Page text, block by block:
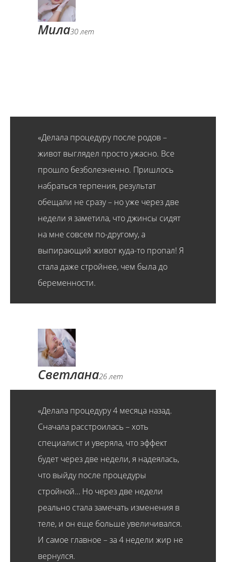
Мила30 лет
«Делала процедуру после родов –
живот выглядел просто ужасно. Все
прошло безболезненно. Пришлось
набраться терпения, результат
обещали не сразу – но уже через две
недели я заметила, что джинсы сидят
на мне совсем по-другому, а
выпирающий живот куда-то пропал! Я
стала даже стройнее, чем была до
беременности.
Светлана26 лет
«Делала процедуру 4 месяца назад.
Сначала расстроилась – хоть
специалист и уверяла, что эффект
будет через две недели, я надеялась,
что выйду после процедуры
стройной… Но через две недели
реально стала замечать изменения в
теле, и он еще больше увеличивался.
И самое главное – за 4 недели жир не
вернулся.